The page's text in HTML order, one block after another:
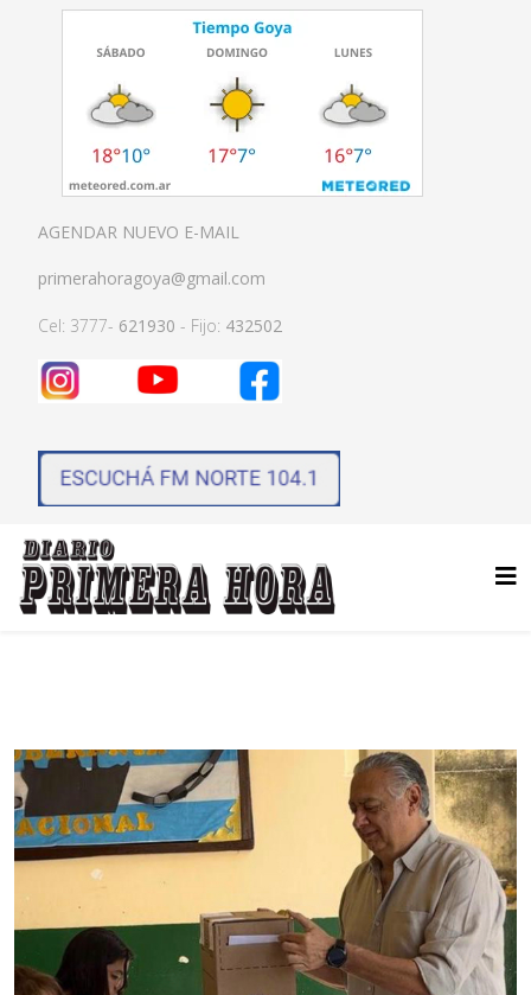
AGENDAR NUEVO E-MAIL
primerahoragoya@gmail.com
Cel: 3777- 621930 - Fijo: 432502